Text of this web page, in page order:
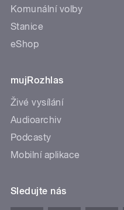
Komunální volby
Stanice
eShop
mujRozhlas
Živé vysílání
Audioarchiv
Podcasty
Mobilní aplikace
Sledujte nás